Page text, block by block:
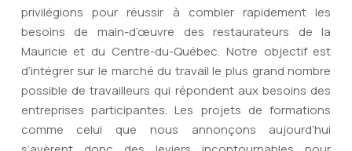
privilégions pour réussir à combler rapidement les
besoins de main-d’œuvre des restaurateurs de la
Mauricie et du Centre-du-Québec. Notre objectif est
d’intégrer sur le marché du travail le plus grand nombre
possible de travailleurs qui répondent aux besoins des
entreprises participantes. Les projets de formations
comme celui que nous annonçons aujourd’hui